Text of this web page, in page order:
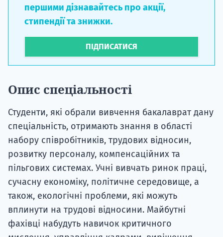
першими дізнавайтесь про акції,
стипендії та знижки.
ПІДПИСАТИСЯ
Опис спеціальності
Студенти, які обрали вивчення бакалаврат дану
спеціальність, отримають знання в області
набору співробітників, трудових відносин,
розвитку персоналу, компенсаційних та
пільгових системах. Учні вивчать ринок праці,
сучасну економіку, політичне середовище, а
також, екологічні проблеми, які можуть
вплинути на трудові відносини. Майбутні
фахівці набудуть навичок критичного